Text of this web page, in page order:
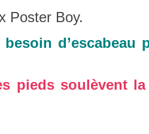
Post­er Boy.
d’es­cabeau
pieds soulèvent la